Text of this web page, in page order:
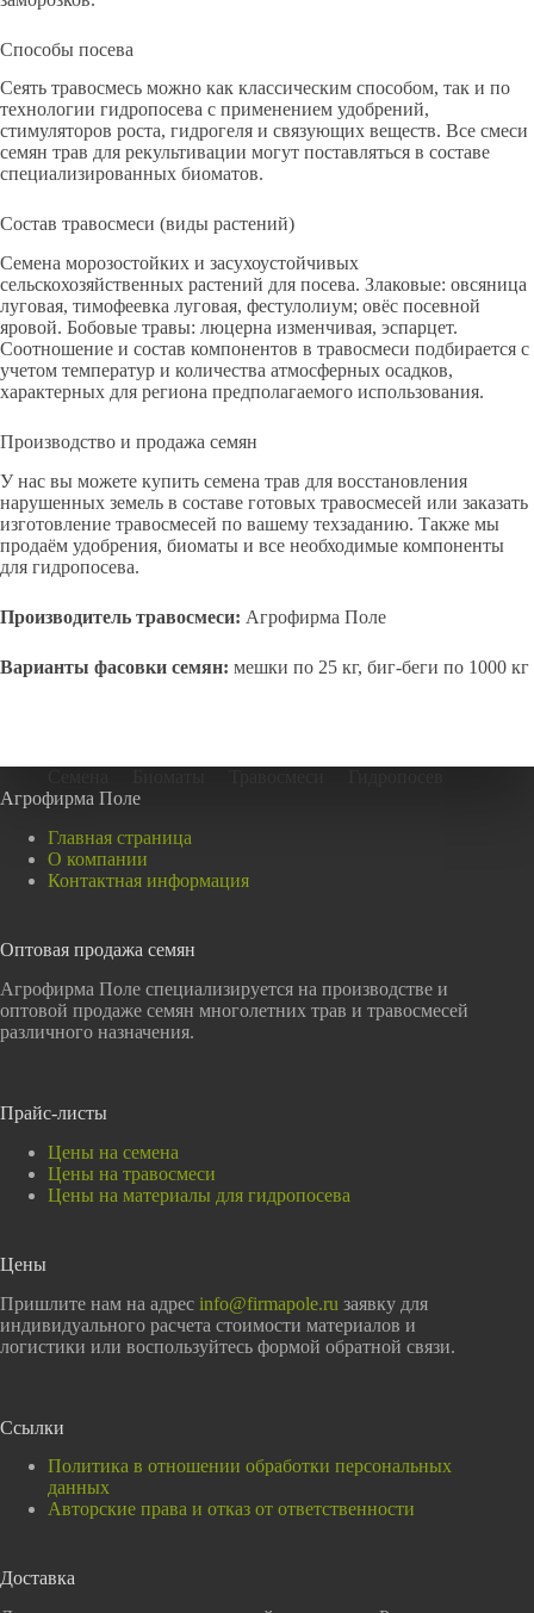
Способы посева
Сеять травосмесь можно как классическим способом, так и по
технологии гидропосева с применением удобрений,
стимуляторов роста, гидрогеля и связующих веществ. Все смеси
семян трав для рекультивации могут поставляться в составе
специализированных биоматов.
Состав травосмеси (виды растений)
Семена морозостойких и засухоустойчивых
сельскохозяйственных растений для посева. Злаковые: овсяница
луговая, тимофеевка луговая, фестулолиум; овёс посевной
яровой. Бобовые травы: люцерна изменчивая, эспарцет.
Соотношение и состав компонентов в травосмеси подбирается с
учетом температур и количества атмосферных осадков,
характерных для региона предполагаемого использования.
Производство и продажа семян
У нас вы можете купить семена трав для восстановления
нарушенных земель в составе готовых травосмесей или заказать
изготовление травосмесей по вашему техзаданию. Также мы
продаём удобрения, биоматы и все необходимые компоненты
для гидропосева.
Производитель травосмеси: Агрофирма Поле
Варианты фасовки семян: мешки по 25 кг, биг-беги по 1000 кг
Агрофирма Поле
Главная страница
О компании
Контактная информация
Оптовая продажа семян
Агрофирма Поле специализируется на производстве и
оптовой продаже семян многолетних трав и травосмесей
различного назначения.
Прайс-листы
Цены на семена
Цены на травосмеси
Цены на материалы для гидропосева
Цены
Пришлите нам на адрес info@firmapole.ru заявку для
индивидуального расчета стоимости материалов и
логистики или воспользуйтесь формой обратной связи.
Ссылки
Политика в отношении обработки персональных
данных
Авторские права и отказ от ответственности
Доставка